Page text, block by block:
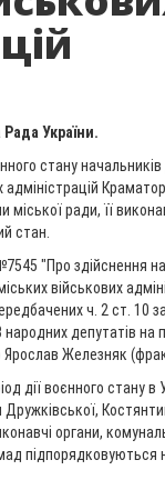
України.
стану
адміністрацій
ради, її
стан.
"Про здійснення
військових
ч. 2 ст. 10
депутатів на
Железняк
дії воєнного стану в
органи,